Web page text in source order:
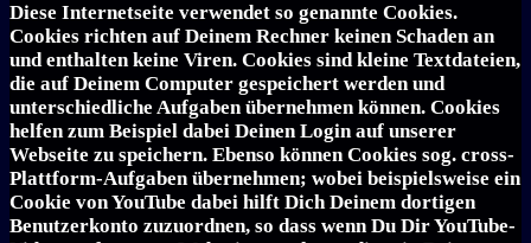
Diese Internetseite verwendet so genannte Cookies.
Cookies richten auf Deinem Rechner keinen Schaden an
und enthalten keine Viren. Cookies sind kleine Textdateien,
die auf Deinem Computer gespeichert werden und
unterschiedliche Aufgaben übernehmen können. Cookies
helfen zum Beispiel dabei Deinen Login auf unserer
Webseite zu speichern. Ebenso können Cookies sog. cross-
Plattform-Aufgaben übernehmen; wobei beispielsweise ein
Cookie von YouTube dabei hilft Dich Deinem dortigen
Benutzerkonto zuzuordnen, so dass wenn Du Dir YouTube-